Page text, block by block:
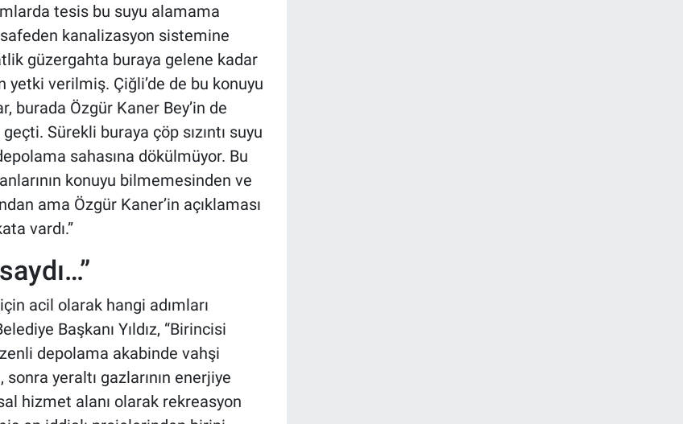
tesis bu suyu alamama
kanalizasyon sistemine
güzergahta buraya gelene kadar
yetki verilmiş. Çiğli’de de bu konuyu
burada Özgür Kaner Bey’in de
Sürekli buraya çöp sızıntı suyu
sahasına dökülmüyor. Bu
konuyu bilmemesinden ve
ama Özgür Kaner’in açıklaması
vardı.”
acil olarak hangi adımları
Başkanı Yıldız, “Birincisi
depolama akabinde vahşi
yeraltı gazlarının enerjiye
hizmet alanı olarak rekreasyon